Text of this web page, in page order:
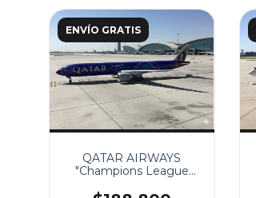
ENVÍO GRATIS
QATAR AIRWAYS
"Champions League